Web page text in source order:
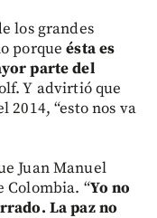
los grandes
porqueésta es
parte del
Y advirtió que
2014, “esto nos va
Juan Manuel
Colombia. “Yo no
La paz no